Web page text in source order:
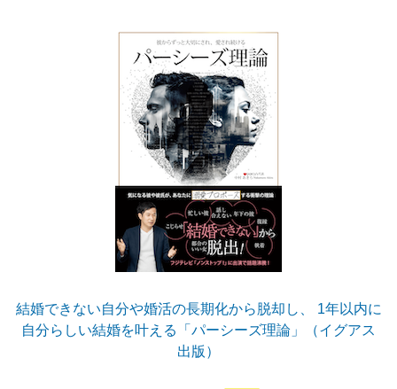
結婚できない自分や婚活の長期化から脱却し、 1年以内に
自分らしい結婚を叶える「パーシーズ理論」（イグアス
出版）